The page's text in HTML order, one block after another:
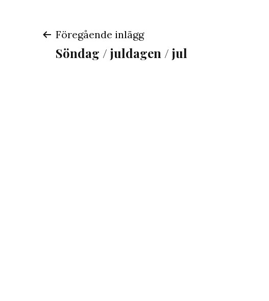
Inläggsnavigering
Föregående inlägg
Söndag / juldagen / jul